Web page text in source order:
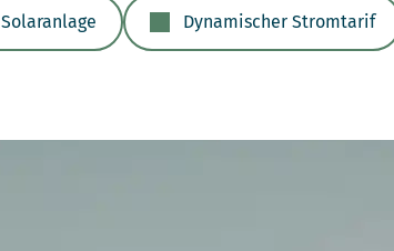
Solaranlage Dynamischer Stromtarif